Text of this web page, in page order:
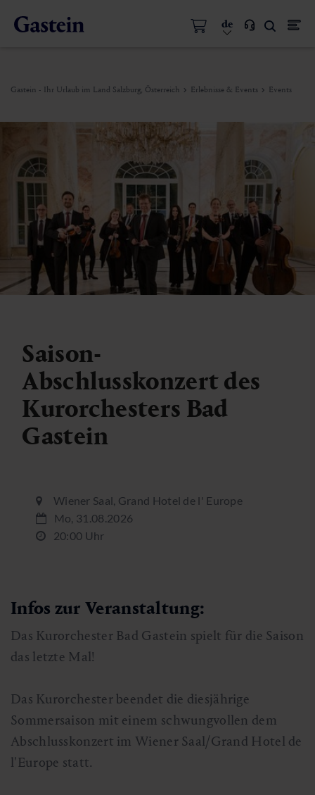
de
Gastein - Ihr Urlaub im Land Salzburg, Österreich Erlebnisse & Events Events
Saison-
Abschlusskonzert des
Kurorchesters Bad
Gastein
Wiener Saal, Grand Hotel de l' Europe
Mo, 31.08.2026
20:00 Uhr
Infos zur Veranstaltung:
Das Kurorchester Bad Gastein spielt für die Saison
das letzte Mal!
Das Kurorchester beendet die diesjährige
Sommersaison mit einem schwungvollen dem
Abschlusskonzert im Wiener Saal/Grand Hotel de
l'Europe statt.